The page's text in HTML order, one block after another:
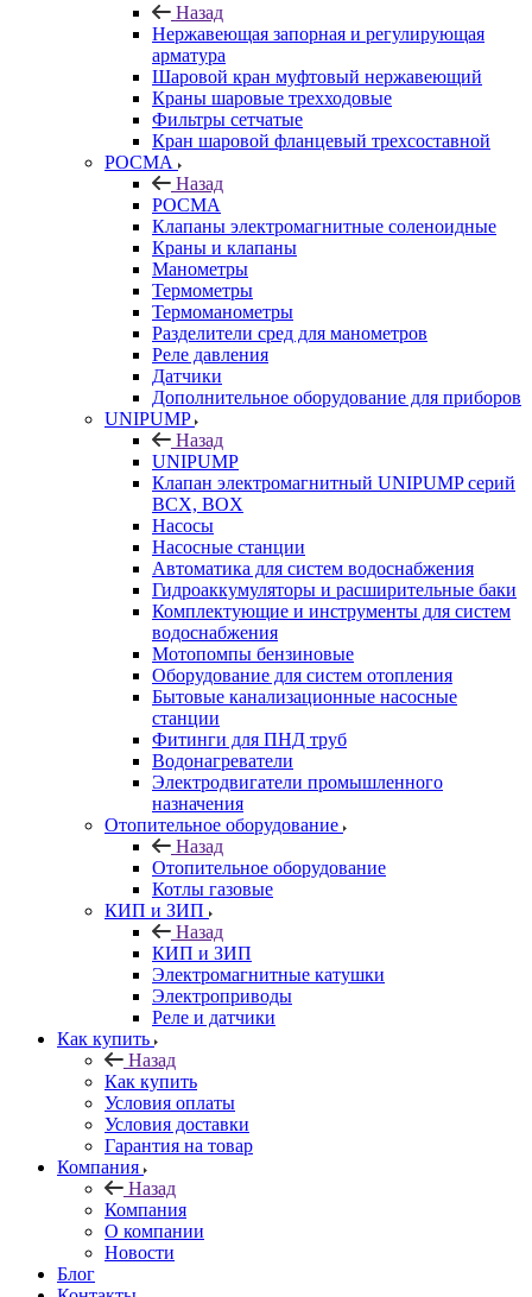
Назад
Нержавеющая запорная и регулирующая
арматура
Шаровой кран муфтовый нержавеющий
Краны шаровые трехходовые
Фильтры сетчатые
Кран шаровой фланцевый трехсоставной
РОСМА
Назад
РОСМА
Клапаны электромагнитные соленоидные
Краны и клапаны
Манометры
Термометры
Термоманометры
Разделители сред для манометров
Реле давления
Датчики
Дополнительное оборудование для приборов
UNIPUMP
Назад
UNIPUMP
Клапан электромагнитный UNIPUMP серий
BCX, BOX
Насосы
Насосные станции
Автоматика для систем водоснабжения
Гидроаккумуляторы и расширительные баки
Комплектующие и инструменты для систем
водоснабжения
Мотопомпы бензиновые
Оборудование для систем отопления
Бытовые канализационные насосные
станции
Фитинги для ПНД труб
Водонагреватели
Электродвигатели промышленного
назначения
Отопительное оборудование
Назад
Отопительное оборудование
Котлы газовые
КИП и ЗИП
Назад
КИП и ЗИП
Электромагнитные катушки
Электроприводы
Реле и датчики
Как купить
Назад
Как купить
Условия оплаты
Условия доставки
Гарантия на товар
Компания
Назад
Компания
О компании
Новости
Блог